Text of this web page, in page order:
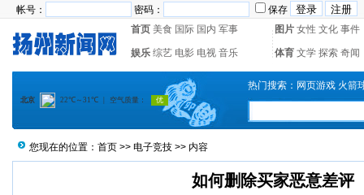
帐号： 密码：
保存
首页 美食 国际 国内 军事 图片 女性 文化 事件
娱乐 综艺 电影 电视 音乐 体育 文学 探索 奇闻
热门搜索： 网页游戏 火箭
您现在的位置： 首页 >> 电子竞技 >> 内容
如何删除买家恶意差评